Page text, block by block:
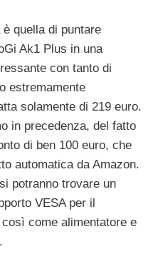
quella di puntare
Ak1 Plus in una
con tanto di
estremamente
solamente di 219 euro.
in precedenza, del fatto
di ben 100 euro, che
automatica da Amazon.
potranno trovare un
VESA per il
come alimentatore e